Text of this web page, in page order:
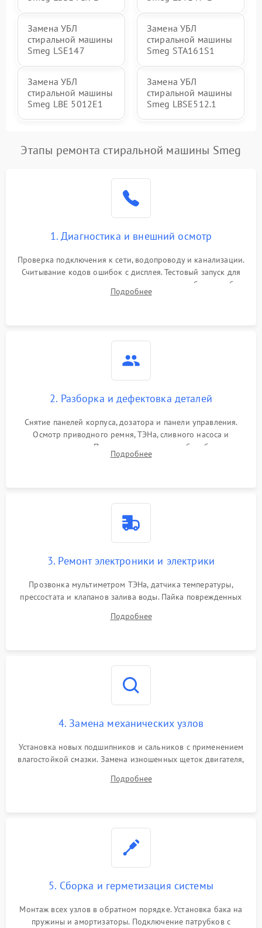
Замена УБЛ
стиральной машины
Smeg LSE147
Замена УБЛ
стиральной машины
Smeg STA161S1
Замена УБЛ
стиральной машины
Smeg LBE 5012E1
Замена УБЛ
стиральной машины
Smeg LBSE512.1
Этапы ремонта стиральной машины Smeg
1. Диагностика и внешний осмотр
Проверка подключения к сети, водопроводу и канализации.
Считывание кодов ошибок с дисплея. Тестовый запуск для
выявления посторонних шумов, протечек или сбоев в работе
электронного модуля управления.
Подробнее
2. Разборка и дефектовка деталей
Снятие панелей корпуса, дозатора и панели управления.
Осмотр приводного ремня, ТЭНа, сливного насоса и
амортизаторов. Проверка подшипников барабана и
крестовины на износ, а манжеты люка на разрывы.
Подробнее
3. Ремонт электроники и электрики
Прозвонка мультиметром ТЭНа, датчика температуры,
прессостата и клапанов залива воды. Пайка поврежденных
Восстановление целостности проводки и контактов.
Подробнее
4. Замена механических узлов
Установка новых подшипников и сальников с применением
влагостойкой смазки. Замена изношенных щеток двигателя,
или поврежденной резиновой манжеты.
Подробнее
5. Сборка и герметизация системы
Монтаж всех узлов в обратном порядке. Установка бака на
пружины и амортизаторы. Подключение патрубков с